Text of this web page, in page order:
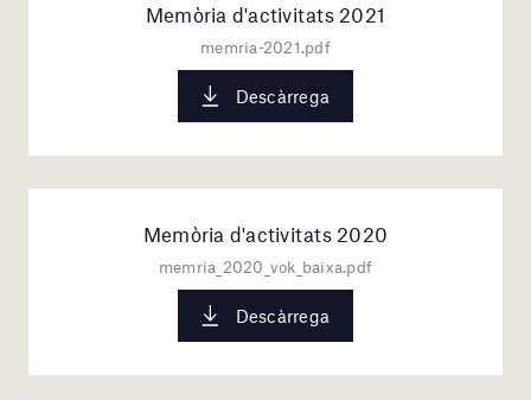
Memòria d'activitats 2021
memria-2021.pdf
Descàrrega
Memòria d'activitats 2020
memria_2020_vok_baixa.pdf
Descàrrega